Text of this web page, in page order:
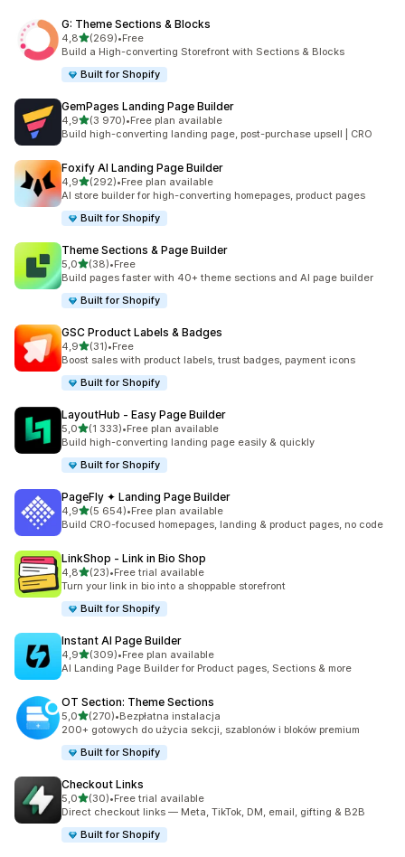
G: Theme Sections & Blocks
4,8na 5 gwiazdek
(269)
Łączna liczba recenzji: 269
•Free
Build a High-converting Storefront with Sections & Blocks
Built for Shopify
GemPages Landing Page Builder
4,9na 5 gwiazdek
(3 970)
Łączna liczba recenzji: 3970
•Free plan available
Build high-converting landing page, post-purchase upsell | CRO
Foxify AI Landing Page Builder
4,9na 5 gwiazdek
(292)
Łączna liczba recenzji: 292
•Free plan available
AI store builder for high-converting homepages, product pages
Built for Shopify
Theme Sections & Page Builder
5,0na 5 gwiazdek
(38)
Łączna liczba recenzji: 38
•Free
Build pages faster with 40+ theme sections and AI page builder
Built for Shopify
GSC Product Labels & Badges
4,9na 5 gwiazdek
(31)
Łączna liczba recenzji: 31
•Free
Boost sales with product labels, trust badges, payment icons
Built for Shopify
LayoutHub ‑ Easy Page Builder
5,0na 5 gwiazdek
(1 333)
Łączna liczba recenzji: 1333
•Free plan available
Build high-converting landing page easily & quickly
Built for Shopify
PageFly ✦ Landing Page Builder
4,9na 5 gwiazdek
(5 654)
Łączna liczba recenzji: 5654
•Free plan available
Build CRO-focused homepages, landing & product pages, no code
LinkShop ‑ Link in Bio Shop
4,8na 5 gwiazdek
(23)
Łączna liczba recenzji: 23
•Free trial available
Turn your link in bio into a shoppable storefront
Built for Shopify
Instant AI Page Builder
4,9na 5 gwiazdek
(309)
Łączna liczba recenzji: 309
•Free plan available
AI Landing Page Builder for Product pages, Sections & more
OT Section: Theme Sections
5,0na 5 gwiazdek
(270)
Łączna liczba recenzji: 270
•Bezpłatna instalacja
200+ gotowych do użycia sekcji, szablonów i bloków premium
Built for Shopify
Checkout Links
5,0na 5 gwiazdek
(30)
Łączna liczba recenzji: 30
•Free trial available
Direct checkout links — Meta, TikTok, DM, email, gifting & B2B
Built for Shopify